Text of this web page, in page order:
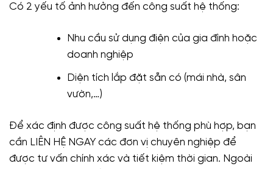
Có 2 yếu tố ảnh hưởng đến công suất hệ thống:
Nhu cầu sử dụng điện của gia đình hoặc
doanh nghiệp
Diện tích lắp đặt sẵn có (mái nhà, sân
vườn,…)
Để xác định được công suất hệ thống phù hợp, bạn
cần LIÊN HỆ NGAY các đơn vị chuyên nghiệp để
được tư vấn chính xác và tiết kiệm thời gian. Ngoài